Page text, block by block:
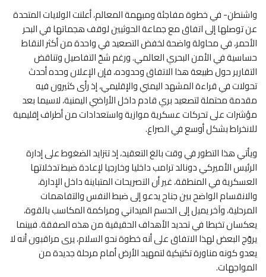
واشنطن- في خطوة مفاجئة ومبهمة المعالم، أعلنت الولايات المتحدة
عن توصلها إلى اتفاق مع جماعة الحوثيين لوقف هجماتها في البحر
الأحمر، في محاولة واضحة لخفض التصعيد في واحدة من أكثر النقاط
حساسية في الأمن البحري العالمي. ورغم شحّ التفاصيل وتناقض
التقارير حول طبيعة هذا الاتفاق وحدوده، فإن الإعلان وحده أحدث
تحولات في قراءة المشهد اليمني والإقليمي، إذ رأى كثيرون فيه
مقدمة محتملة لتصعيد بري قادم داخل الأراضي اليمنية، لاسيما بعد
مؤشرات على تحركات عسكرية موازية واستعدادات من أطراف إقليمية
للانخراط بشكل أوسع في الصراع.
ويأتي هذا التطور في وقت بالغ التعقيد، إذ تتزايد الضغوط على إدارة
الرئيس الأميركي دونالد ترامب داخليا وخارجيا لإعادة ضبط تدخلاتها
العسكرية في المنطقة، غير أن التصريحات المتباينة داخل الإدارة،
والانقسام الواضح بين جناح يدعو إلى ضبط النفس والتفاهمات
المرحلية، وآخر يميل إلى الحسم الميداني ومراكمة المكاسب بالقوة،
يعكسان تخبطا في تحديد الأهداف الحقيقية من هذه الصفقة. فبينما
يروّج البعض لهذا الاتفاق على أنه خطوة نحو السلام، يرى مراقبون أنه لا
يعدو كونه مناورة تكتيكية لتمهيد الأرض أمام مرحلة جديدة من
المواجهات.